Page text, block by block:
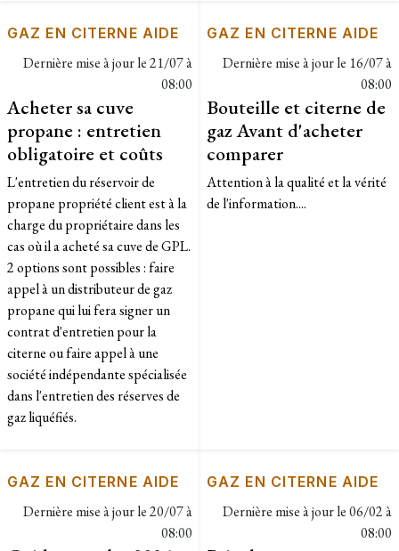
GAZ EN CITERNE AIDE
Dernière mise à jour le21/07 à
08:00
Acheter sa cuve
propane : entretien
obligatoire et coûts
L'entretien du réservoir de
propane propriété client est à la
charge du propriétaire dans les
cas où il a acheté sa cuve de GPL.
2 options sont possibles : faire
appel à un distributeur de gaz
propane qui lui fera signer un
contrat d'entretien pour la
citerne ou faire appel à une
société indépendante spécialisée
dans l'entretien des réserves de
gaz liquéfiés.
GAZ EN CITERNE AIDE
Dernière mise à jour le 16/07 à
08:00
Bouteille et citerne de
gaz Avant d'acheter
comparer
Attention à la qualité et la vérité
de l'information....
GAZ EN CITERNE AIDE
Dernière mise à jour le20/07 à
08:00
GAZ EN CITERNE AIDE
Dernière mise à jour le06/02 à
08:00